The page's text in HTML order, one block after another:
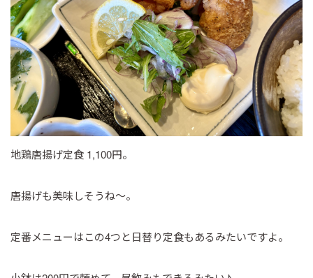
地鶏唐揚げ定食 1,100円。
唐揚げも美味しそうね～。
定番メニューはこの4つと日替り定食もあるみたいですよ。